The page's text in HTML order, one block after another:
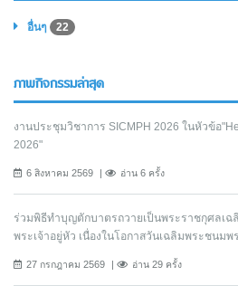
อื่นๆ 22
ภาพกิจกรรมล่าสุด
งานประชุมวิชาการ SICMPH 2026 ในหัวข้อ
2026"
6 สิงหาคม 2569 อ่าน 6 ครั้ง
ร่วมพิธีทำบุญตักบาตรถวายเป็นพระราชกุศลเฉ
พระเจ้าอยู่หัว เนื่องในโอกาสวันเฉลิมพระชนม
27 กรกฎาคม 2569 อ่าน 29 ครั้ง